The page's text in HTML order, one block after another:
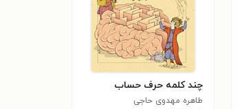
چند کلمه حرف حساب
طاهره مهدوی حاجی